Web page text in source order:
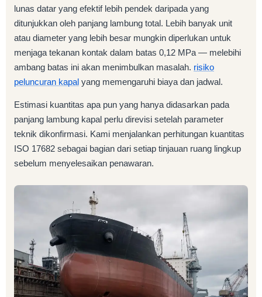
lunas datar yang efektif lebih pendek daripada yang
ditunjukkan oleh panjang lambung total. Lebih banyak unit
atau diameter yang lebih besar mungkin diperlukan untuk
menjaga tekanan kontak dalam batas 0,12 MPa — melebihi
ambang batas ini akan menimbulkan masalah. risiko
peluncuran kapal yang memengaruhi biaya dan jadwal.
Estimasi kuantitas apa pun yang hanya didasarkan pada
panjang lambung kapal perlu direvisi setelah parameter
teknik dikonfirmasi. Kami menjalankan perhitungan kuantitas
ISO 17682 sebagai bagian dari setiap tinjauan ruang lingkup
sebelum menyelesaikan penawaran.